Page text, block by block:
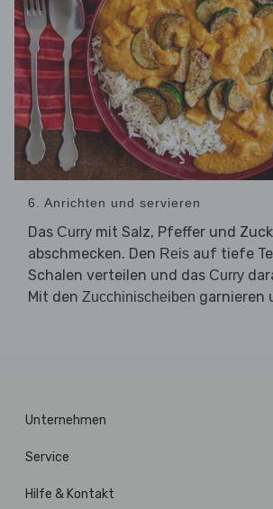
6. Anrichten und servieren
Das Curry mit Salz, Pfeffer und
abschmecken. Den Reis auf tiefe
Schalen verteilen und das Curry
Mit den Zucchinischeiben garnieren
Unternehmen
Service
Hilfe & Kontakt